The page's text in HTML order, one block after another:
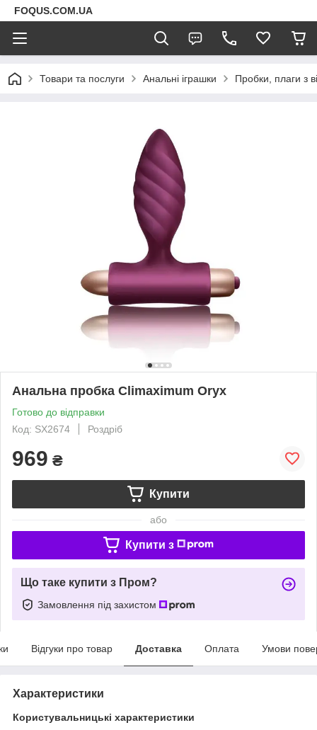
FOQUS.COM.UA
Товари та послуги Анальні іграшки Пробки, плаги з
Анальна пробка Climaximum Oryx
Готово до відправки
Код: SX2674
Роздріб
969 ₴
Купити
або
Купити з
Що таке купити з Пром?
Замовлення під захистом
Відгуки про товар Доставка Оплата Умови
Характеристики
Користувальницькі характеристики